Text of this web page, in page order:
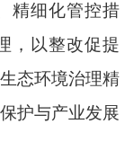
精细化管控措
，以整改促提
态环境治理精
护与产业发展